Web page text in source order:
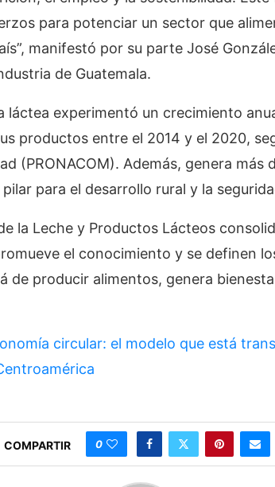
para potenciar un sector que
manifestó por su parte José
de Guatemala.
láctea experimentó un crecimiento
productos entre el 2014 y el 2020,
(PRONACOM). Además, genera más
para el desarrollo rural y la
la Leche y Productos Lácteos
el conocimiento y se definen
de producir alimentos, genera
circular: el modelo que está
COMPARTIR 0